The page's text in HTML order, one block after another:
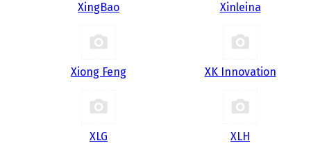
XingBao Xinleina
Xiong Feng XK Innovation
XLG XLH